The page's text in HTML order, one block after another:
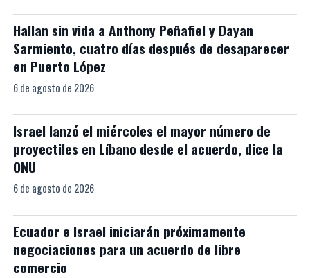
Hallan sin vida a Anthony Peñafiel y Dayan
Sarmiento, cuatro días después de desaparecer
en Puerto López
6 de agosto de 2026
Israel lanzó el miércoles el mayor número de
proyectiles en Líbano desde el acuerdo, dice la
ONU
6 de agosto de 2026
Ecuador e Israel iniciarán próximamente
negociaciones para un acuerdo de libre
comercio